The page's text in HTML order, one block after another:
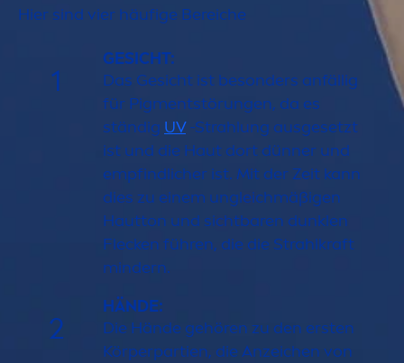
Hier sind vier häufige Bereiche
1
GESICHT:
Das Gesicht ist besonders anfällig
für Pigmentstörungen, da es
ständig UV-Strahlung ausgesetzt
ist und die Haut dort dünner und
empfindlicher ist. Mit der Zeit kann
dies zu einem ungleichmäßigen
Hautton und sichtbaren dunklen
Flecken führen, die die Strahlkraft
mindern.
2
HÄNDE:
Die Hände gehören zu den ersten
Körperpartien, die Anzeichen von